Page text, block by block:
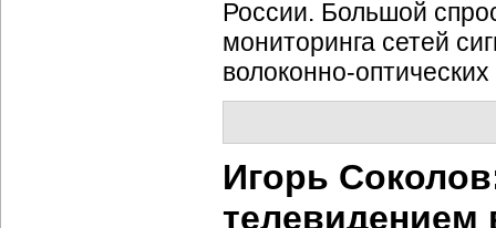
России. Большой
мониторинга сетей
волоконно-оптических
Игорь
телевидением